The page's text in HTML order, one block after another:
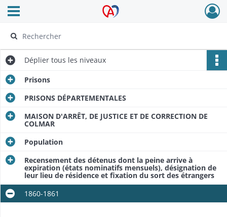
Archives Alsace - Colmar
Ouvrir le menu déroulant
Déplier tous les niveaux
Prisons
PRISONS DÉPARTEMENTALES
MAISON D'ARRÊT, DE JUSTICE ET DE CORRECTION DE
COLMAR
Population
Recensement des détenus dont la peine arrive à
expiration (états nominatifs mensuels), désignation de
leur lieu de résidence et fixation du sort des étrangers
1860-1861